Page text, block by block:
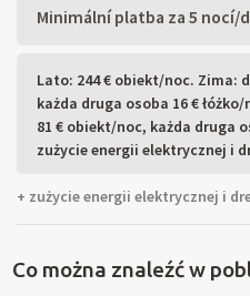
Minimální platba za 5 nocí/
Lato: 244 € obiekt/noc. Zima:
każda druga osoba 16 €
81 € obiekt/noc, każda druga
zużycie energii elektrycznej i
+ zużycie energii elektrycznej i
Co można znaleźć w